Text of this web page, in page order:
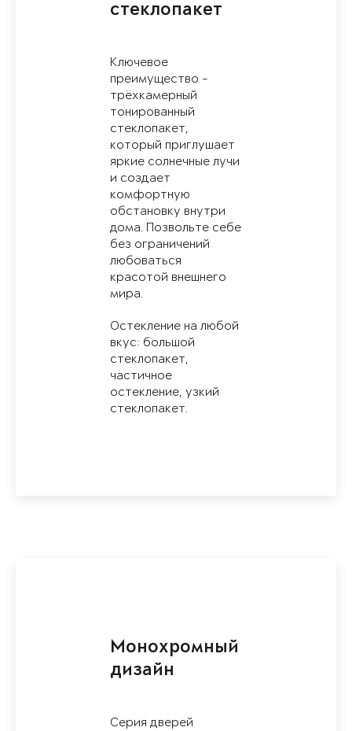
стеклопакет
Ключевое
преимущество -
трёхкамерный
тонированный
стеклопакет,
который приглушает
яркие солнечные лучи
и создает
комфортную
обстановку внутри
дома. Позвольте себе
без ограничений
любоваться
красотой внешнего
мира.
Остекление на любой
вкус: большой
стеклопакет,
частичное
остекление, узкий
стеклопакет.
Монохромный
дизайн
Серия дверей